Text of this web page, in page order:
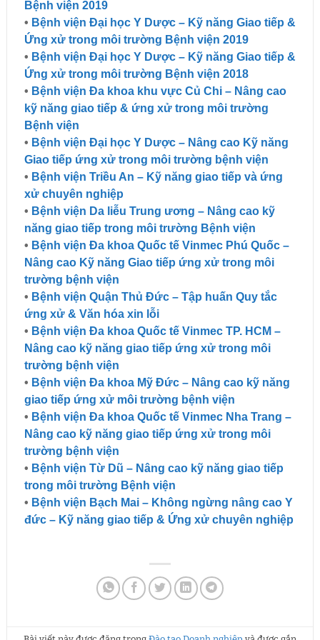
Bệnh viện 2019
• Bệnh viện Đại học Y Dược – Kỹ năng Giao tiếp &
Ứng xử trong môi trường Bệnh viện 2019
• Bệnh viện Đại học Y Dược – Kỹ năng Giao tiếp &
Ứng xử trong môi trường Bệnh viện 2018
• Bệnh viện Đa khoa khu vực Củ Chi – Nâng cao
kỹ năng giao tiếp & ứng xử trong môi trường
Bệnh viện
• Bệnh viện Đại học Y Dược – Nâng cao Kỹ năng
Giao tiếp ứng xử trong môi trường bệnh viện
• Bệnh viện Triều An – Kỹ năng giao tiếp và ứng
xử chuyên nghiệp
• Bệnh viện Da liễu Trung ương – Nâng cao kỹ
năng giao tiếp trong môi trường Bệnh viện
• Bệnh viện Đa khoa Quốc tế Vinmec Phú Quốc –
Nâng cao Kỹ năng Giao tiếp ứng xử trong môi
trường bệnh viện
• Bệnh viện Quận Thủ Đức – Tập huấn Quy tắc
ứng xử & Văn hóa xin lỗi
• Bệnh viện Đa khoa Quốc tế Vinmec TP. HCM –
Nâng cao kỹ năng giao tiếp ứng xử trong môi
trường bệnh viện
• Bệnh viện Đa khoa Mỹ Đức – Nâng cao kỹ năng
giao tiếp ứng xử môi trường bệnh viện
• Bệnh viện Đa khoa Quốc tế Vinmec Nha Trang –
Nâng cao kỹ năng giao tiếp ứng xử trong môi
trường bệnh viện
• Bệnh viện Từ Dũ – Nâng cao kỹ năng giao tiếp
trong môi trường Bệnh viện
• Bệnh viện Bạch Mai – Không ngừng nâng cao Y
đức – Kỹ năng giao tiếp & Ứng xử chuyên nghiệp